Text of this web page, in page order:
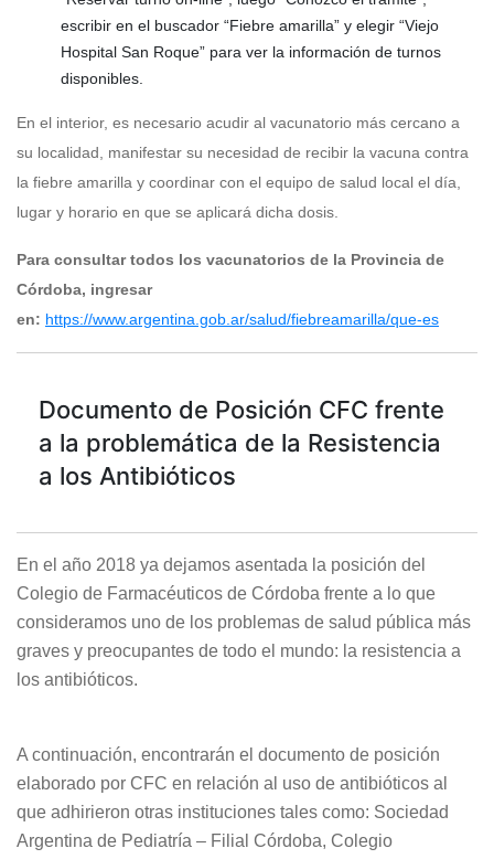
escribir en el buscador “Fiebre amarilla” y elegir “Viejo
Hospital San Roque” para ver la información de turnos
disponibles.
En el interior, es necesario acudir al vacunatorio más cercano a
su localidad, manifestar su necesidad de recibir la vacuna contra
la fiebre amarilla y coordinar con el equipo de salud local el día,
lugar y horario en que se aplicará dicha dosis.
Para consultar todos los vacunatorios de la Provincia de
Córdoba, ingresar
en: https://www.argentina.gob.ar/salud/fiebreamarilla/que-es
Documento de Posición CFC frente
a la problemática de la Resistencia
a los Antibióticos
En el año 2018 ya dejamos asentada la posición del
Colegio de Farmacéuticos de Córdoba frente a lo que
consideramos uno de los problemas de salud pública más
graves y preocupantes de todo el mundo: la resistencia a
los antibióticos.
A continuación, encontrarán el documento de posición
elaborado por CFC en relación al uso de antibióticos al
que adhirieron otras instituciones tales como: Sociedad
Argentina de Pediatría – Filial Córdoba, Colegio